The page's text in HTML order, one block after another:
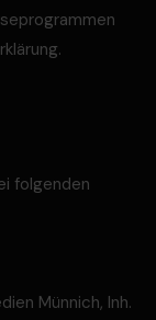
folgenden
Münnich, Inh.